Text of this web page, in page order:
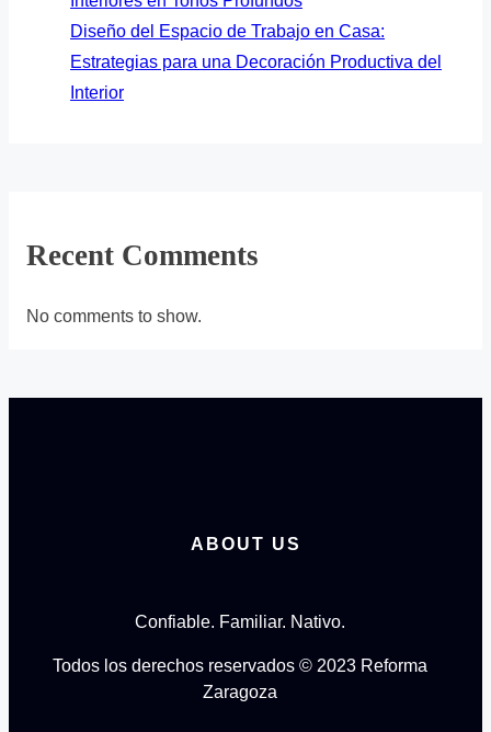
Diseño del Espacio de Trabajo en Casa:
Estrategias para una Decoración Productiva del
Interior
Recent Comments
No comments to show.
ABOUT US
Confiable. Familiar. Nativo.
Todos los derechos reservados © 2023 Reforma
Zaragoza